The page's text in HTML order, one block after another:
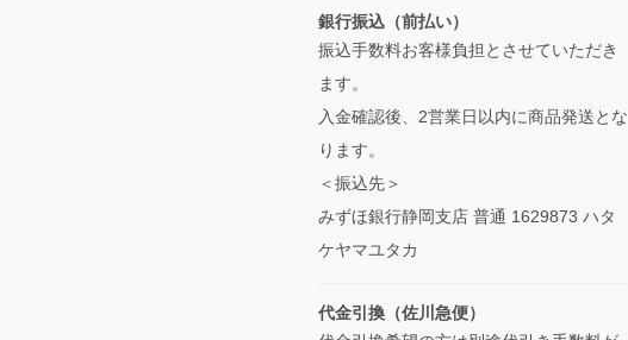
銀行振込（前払い）
振込手数料お客様負担とさせていただき
ます。
入金確認後、2営業日以内に商品発送とな
ります。
＜振込先＞
みずほ銀行静岡支店 普通 1629873 ハタ
ケヤマユタカ
代金引換（佐川急便）